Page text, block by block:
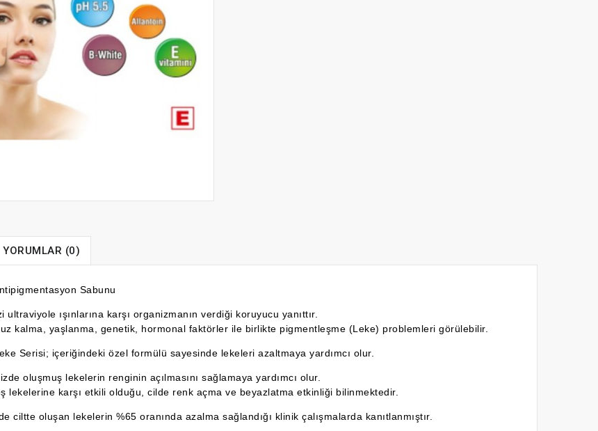
YORUMLAR (0)
Sabunu
ultraviyole ışınlarına karşı organizmanın verdiği koruyucu yanıttır.
kalma, yaşlanma, genetik, hormonal faktörler ile birlikte pigmentleşme (Leke) problemleri görülebilir.
Serisi; içeriğindeki özel formülü sayesinde lekeleri azaltmaya yardımcı olur.
oluşmuş lekelerin renginin açılmasını sağlamaya yardımcı olur.
lekelerine karşı etkili olduğu, cilde renk açma ve beyazlatma etkinliği bilinmektedir.
ciltte oluşan lekelerin %65 oranında azalma sağlandığı klinik çalışmalarda kanıtlanmıştır.